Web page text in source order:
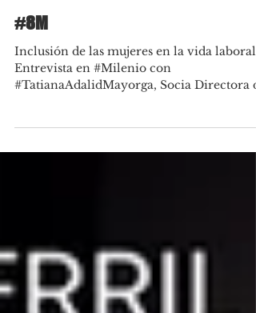
#8M
Inclusión de las mujeres en la vida laboral.
Entrevista en #Milenio con
#27Pivot